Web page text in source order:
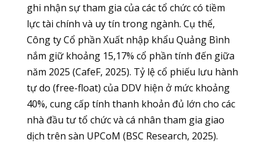
ghi nhận sự tham gia của các tổ chức có tiềm
lực tài chính và uy tín trong ngành. Cụ thể,
Công ty Cổ phần Xuất nhập khẩu Quảng Bình
nắm giữ khoảng 15,17% cổ phần tính đến giữa
năm 2025 (CafeF, 2025). Tỷ lệ cổ phiếu lưu hành
tự do (free-float) của DDV hiện ở mức khoảng
40%, cung cấp tính thanh khoản đủ lớn cho các
nhà đầu tư tổ chức và cá nhân tham gia giao
dịch trên sàn UPCoM (BSC Research, 2025).